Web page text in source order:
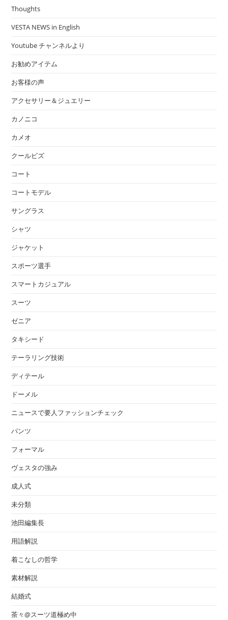
Thoughts
VESTA NEWS in English
Youtube チャンネルより
お勧めアイテム
お客様の声
アクセサリー＆ジュエリー
カノニコ
カメオ
クールビズ
コート
コートモデル
サングラス
シャツ
ジャケット
スポーツ選手
スマートカジュアル
スーツ
ゼニア
タキシード
テーラリング技術
ディテール
ドーメル
ニュースで要人ファッションチェック
パンツ
フォーマル
ヴェスタの強み
成人式
未分類
池田編集長
用語解説
着こなしの哲学
素材解説
結婚式
茶々@スーツ道極め中